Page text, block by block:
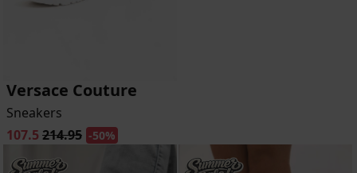
Versace Couture
Sneakers
107.5 214.95 -50%